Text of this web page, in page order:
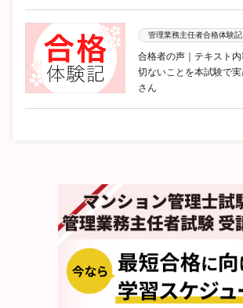
管理業務主任者合格体験記
合格者の声｜テキスト
切ないことを本試験で
さん